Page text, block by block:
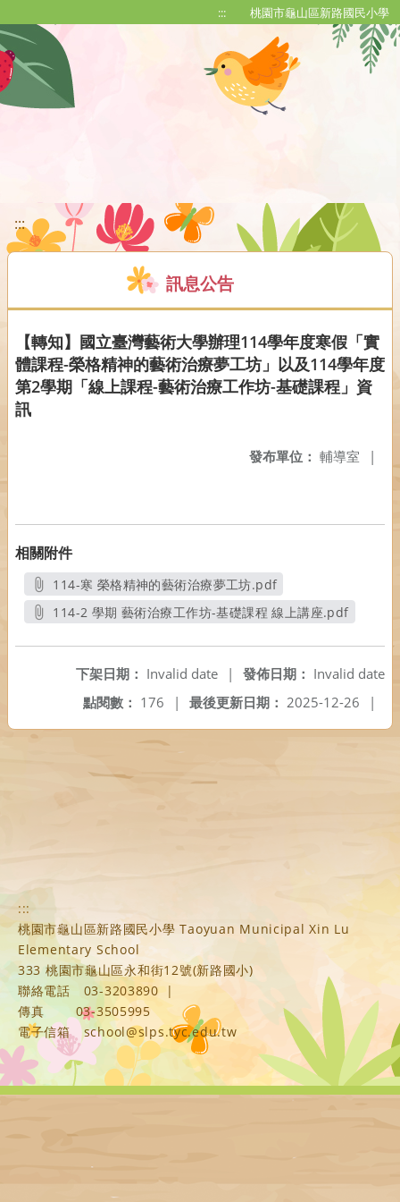
::: 桃園市龜山區新路國民小學
:::
訊息公告
【轉知】國立臺灣藝術大學辦理114學年度寒假「實
體課程-榮格精神的藝術治療夢工坊」以及114學年度
第2學期「線上課程-藝術治療工作坊-基礎課程」資
訊
發布單位： 輔導室 |
相關附件
114-寒 榮格精神的藝術治療夢工坊.pdf
另開新視窗
114-2 學期 藝術治療工作坊-基礎課程 線上講座.pdf
發佈日期： Invalid date
下架日期： Invalid date
|
最後更新日期： 2025-12-26 |
點閱數： 176 |
:::
桃園市龜山區新路國民小學 Taoyuan Municipal Xin Lu
Elementary School
333 桃園市龜山區永和街12號(新路國小)
聯絡電話
03-3203890
|
傳真
03-3505995
電子信箱
school@slps.tyc.edu.tw